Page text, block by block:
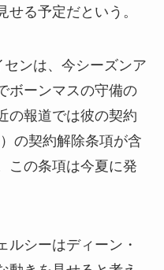
る予定だという。
ンは、今シーズンア
ボーンマスの守備の
の報道では彼の契約
の契約解除条項が含
この条項は今夏に発
ルシーはディーン・